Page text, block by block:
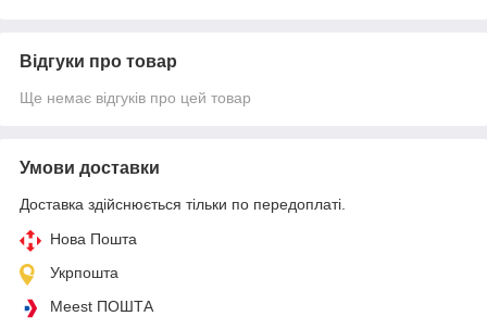
Відгуки про товар
Ще немає відгуків про цей товар
Умови доставки
Доставка здійснюється тільки по передоплаті.
Нова Пошта
Укрпошта
Meest ПОШТА